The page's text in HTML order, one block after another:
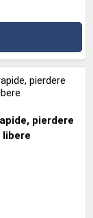
pierdere